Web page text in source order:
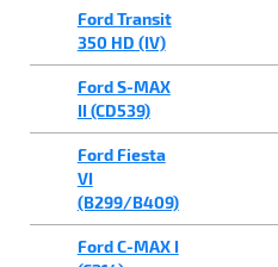
Ford Transit
350 HD (IV)
Ford S-MAX
II (CD539)
Ford Fiesta
VI
(B299/B409)
Ford C-MAX I